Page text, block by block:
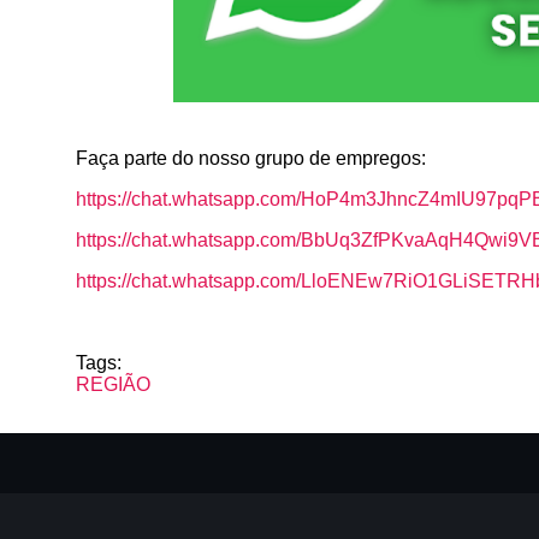
Faça parte do nosso grupo de empregos:
https://chat.whatsapp.com/
https://chat.whatsapp.com/
https://chat.whatsapp.com/
Tags:
REGIÃO